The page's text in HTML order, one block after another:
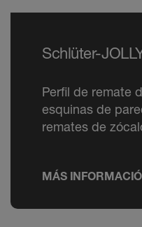
Schlüter-
Perfil de remate
esquinas de
remates de
MÁS